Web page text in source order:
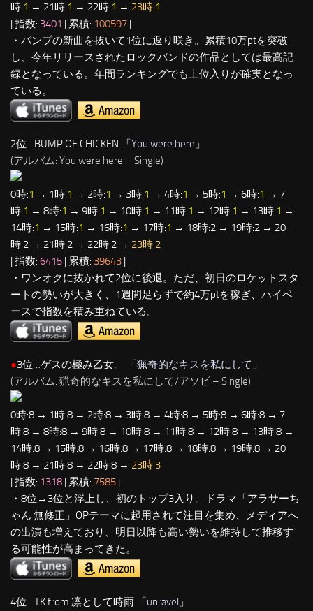
時:1 → 21時:1 → 22時:1 → 23時:1
| 指数: 3401 | 累積: 100597 |
・バンプの新曲を抜いて1位に返り咲き。累積10万ptを突破
し、今年リリースされたロックバンドの作品としては最高記
録となっている。年間ランキングでも上位入りが確実となっ
ている。
2位…BUMP OF CHICKEN 「You were here 」
(アルバム: You were here – Single)
0時:1 → 1時:1 → 2時:1 → 3時:1 → 4時:1 → 5時:1 → 6時:1 → 7
時:1 → 8時:1 → 9時:1 → 10時:1 → 11時:1 → 12時:1 → 13時:1 →
14時:1 → 15時:1 → 16時:1 → 17時:1 → 18時:2 → 19時:2 → 20
時:2 → 21時:2 → 22時:2 → 23時:2
| 指数: 6415 | 累積: 39643 |
・ワンオクに抜かれて2位に後退。ただ、初日のロケットスタ
ートの勢いが大きく、1週間足らずで約4万ptを稼ぎ、ハイペ
ースで指数を積み重ねている。
●3位…ゲスの極み乙女。 「猟奇的なキスを私にして 」
(アルバム: 猟奇的なキスを私にして/アソビ – Single)
0時:8 → 1時:8 → 2時:8 → 3時:8 → 4時:8 → 5時:8 → 6時:8 → 7
時:8 → 8時:8 → 9時:8 → 10時:8 → 11時:8 → 12時:8 → 13時:8 →
14時:8 → 15時:8 → 16時:8 → 17時:8 → 18時:8 → 19時:8 → 20
時:8 → 21時:8 → 22時:8 → 23時:3
| 指数: 1318 | 累積: 7585 |
・8位→3位と浮上し、初のトップ3入り。ドラマ「アラサーち
ゃん 無修正」OPテーマに起用されて注目を集め、メディアへ
の出演も増えており、明日以降も高い勢いを維持して推移す
る可能性が高まってきた。
4位…TK from 凛として時雨 「unravel 」